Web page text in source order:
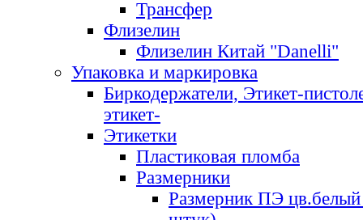
Трансфер
Флизелин
Флизелин Китай "Danelli"
Упаковка и маркировка
Биркодержатели, Этикет-
этикет-
Этикетки
Пластиковая пломба
Размерники
Размерник ПЭ цв.белый